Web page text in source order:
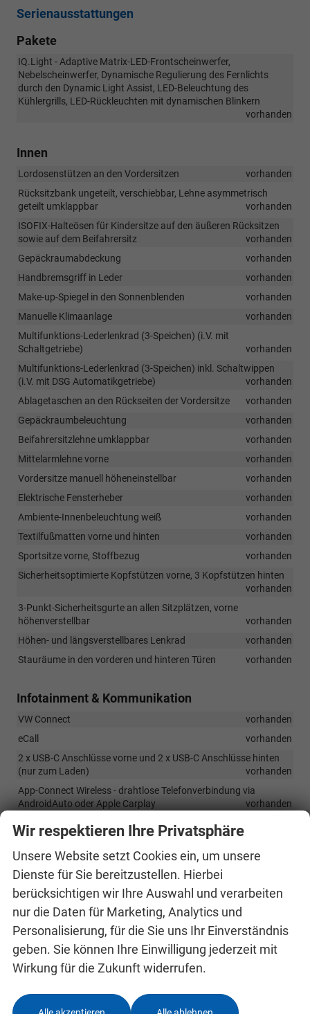
Serienausstattungen
Pakete
IQ.Light - Adaptive Matrix-LED-Frontscheinwerfer,
Nebelscheinwerfer, Dynamische Regulierung des Fernlichts
durch den Dynamic Light Assist, LED-Beleuchtung des
Kühlergrills, LED-Rückleuchten mit dynamischen Blinkern
vorhanden
Innen
Lordosenstützen an den Vordersitzen
vorhanden
Rücksitzbank ungeteilt, verschiebbar, Lehne asymmetrisch
geteilt umklappbar
vorhanden
ISOFIX-Halteösen für Kindersitze auf den äußeren Rücksitzen
sowie auf dem Beifahrersitz
vorhanden
Gepäckraumabdeckung
vorhanden
Handbremsgriff in Leder
vorhanden
Make-up-Spiegel in den Sonnenblenden
vorhanden
Manuelle Klimaanlage
vorhanden
Multifunktions-Lederlenkrad (3-Speichen) (i.V. mit
Schaltgetriebe)
vorhanden
Multifunktions-Lederlenkrad (3-Speichen) inkl. Schaltwippen
(i.V. mit DSG Automatikgetriebe)
vorhanden
Ablagetaschen an den Rückseiten der Vordersitze
vorhanden
Gepäckraumbeleuchtung
vorhanden
Beifahrersitzlehne umklappbar
vorhanden
Mittelarmlehne vorne
vorhanden
Vordersitze manuell höheneinstellbar
vorhanden
Elektrische Fensterheber
vorhanden
Ambiente-Innenbeleuchtung weiß
vorhanden
Textilfußmatten vorne und hinten
vorhanden
Sportsitze vorne, Stoffbezug
vorhanden
Sicherheitsoptimierte Kopfstützen vorne, 3 Kopfstützen hinten
vorhanden
3-Punkt-Sicherheitsgurte an allen Sitzplätzen, vorne
höhenverstellbar
vorhanden
Höhen- und längsverstellbares Lenkrad
vorhanden
Stauräume in den vorderen und hinteren Türen
vorhanden
Infotainment & Kommunikation
VW Connect
vorhanden
eCall
vorhanden
2 x USB-C Anschlüsse vorne und 2 x USB-C Anschlüsse hinten
(nur zum Laden)
vorhanden
App-Connect Wireless - drahtlose Telefonverbindung via
AndroidAuto oder Apple Carplay
vorhanden
Radio Ready2Discover 8" Farb-Touchscreen, 6 Lautsprecher
(zusätzliche Aktivierung der Navigation über WE Upgrade,
Streaming & Internet möglich)
DAB+
Digitales Cockpit - 8-Zoll-LCD-Instrumententafel
vorhanden
Sicherheit & Assistenz
Travel Assist: aktive Spurführung
vorhanden
Fahrassistent im Stau
Umfeldüberwachung
Wir respektieren Ihre Privatsphäre
Unsere Website setzt Cookies ein, um unsere
Dienste für Sie bereitzustellen. Hierbei
berücksichtigen wir Ihre Auswahl und verarbeiten
nur die Daten für Marketing, Analytics und
Personalisierung, für die Sie uns Ihr Einverständnis
geben. Sie können Ihre Einwilligung jederzeit mit
Wirkung für die Zukunft widerrufen.